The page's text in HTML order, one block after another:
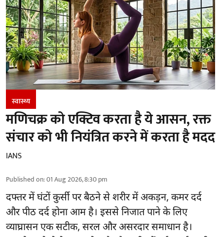
स्वास्थ्य
मणिचक्र को एक्टिव करता है ये आसन, रक्त
संचार को भी नियंत्रित करने में करता है मदद
IANS
Published on:01 Aug 2026, 8:30 pm
दफ्तर में घंटों कुर्सी पर बैठने से शरीर में अकड़न, कमर दर्द
औरपीठ दर्दहोना आम है। इससे निजात पाने के लिए
व्याघ्रासन एक सटीक, सरल और असरदार समाधान है।